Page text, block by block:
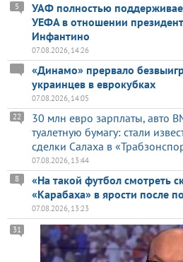
УАФ полностью
УЕФА в отношении
Инфантино
5
07.08.2026, 14:26
«Динамо» прервало
украинцев в еврокубках
07.08.2026, 14:05
30 млн евро зарплаты, авто
туалетную бумагу: стали
сделки Салаха в
22
07.08.2026, 13:44
«На такой футбол смотреть
«Карабаха» в ярости после
8
07.08.2026, 13:23
31